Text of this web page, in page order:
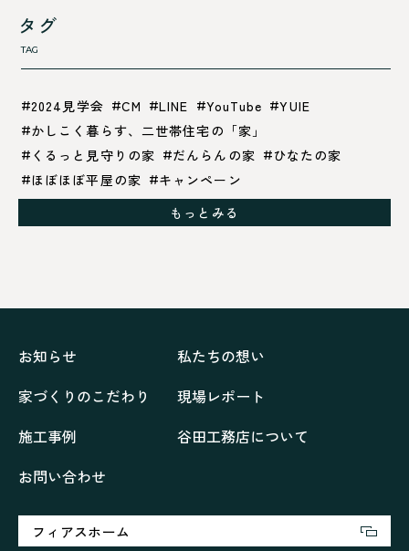
タグ
TAG
2024見学会 CM LINE YouTube
YUIE
かしこく暮らす、二世帯住宅の「家」
くるっと見守りの家
だんらんの家
ひなたの家
ほぼほぼ平屋の家
キャンペーン
グレイッシュでクールな家
シックブラウンで調和する「家」
住み継ぐ家
優美な「家」
光に集う家
喜びをデザインする家
四角で彩る家
大浦の「家」
家事が楽しくなる家
家族の声が聞こえる家
家族ラン欒の家
愛犬と暮らすワンダフルな家
もっとみる
お知らせ
私たちの想い
家づくりのこだわり
現場レポート
施工事例
谷田工務店について
お問い合わせ
フィアスホーム